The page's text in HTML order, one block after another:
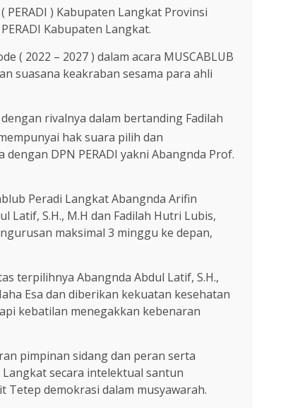
PERADI ) Kabupaten Langkat Provinsi
Kabupaten Langkat.
( 2022 – 2027 ) dalam acara MUSCABLUB
suasana keakraban sesama para ahli
rivalnya dalam bertanding Fadilah
hak suara pilih dan
DPN PERADI yakni Abangnda Prof.
Peradi Langkat Abangnda Arifin
Latif, S.H., M.H dan Fadilah Hutri Lubis,
maksimal 3 minggu ke depan,
terpilihnya Abangnda Abdul Latif, S.H.,
Esa dan diberikan kekuatan kesehatan
kebatilan menegakkan kebenaran
pimpinan sidang dan peran serta
Langkat secara intelektual santun
demokrasi dalam musyawarah.